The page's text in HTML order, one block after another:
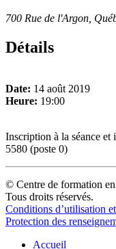
700 Rue de l'Argon,
Détails
Date: 14 août 2019
Heure: 19:00
Inscription à la séance
5580 (poste 0)
© Centre de formation
Tous droits réservés.
Conditions d’utilisation
Protection des
Accueil